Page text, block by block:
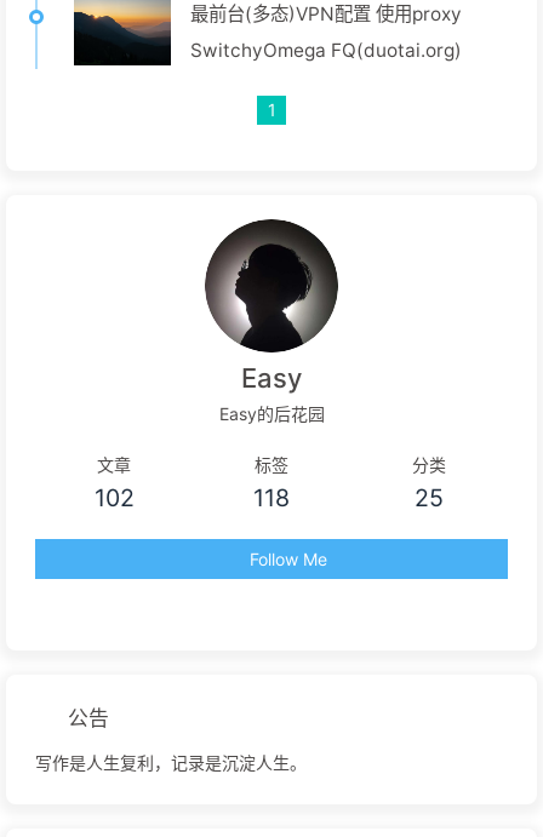
最前台(多态)VPN配置 使用proxy
SwitchyOmega FQ(duotai.org)
1
Easy
Easy的后花园
文章
102
标签
118
分类
25
Follow Me
公告
写作是人生复利，记录是沉淀人生。